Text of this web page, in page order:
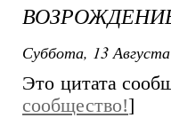
Суббота, 13
Это цитата
сообщество!]